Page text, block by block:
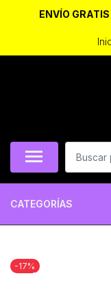
ENVÍO
CATEGORÍAS
-17%